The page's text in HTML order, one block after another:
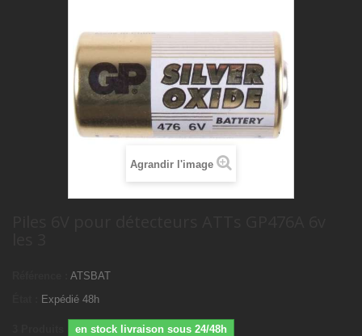
Agrandir l'image
ATSBAT
Expédié 48h
en stock livraison sous 24/48h